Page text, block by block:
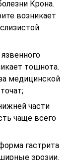
Крона.
возникает
тошнота.
медицинской
части
чаще всего
гастрита
эрозии.